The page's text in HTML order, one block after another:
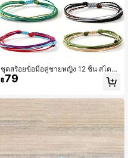
ชุดสร้อยข้อมือคู่ชายหญิง 12 ชิ้น สไตล์โ
บฮีเมียน ปรับขนาดได้ ถักเชือกเคลือบแ
ว็กซ์สำหรับเซิร์ฟฟิ้ง แบบเฉพาะตัว
฿79